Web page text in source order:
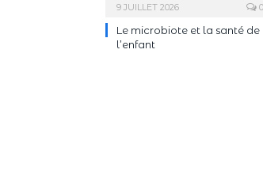
9 JUILLET 2026 0
Le microbiote et la santé de
l’enfant